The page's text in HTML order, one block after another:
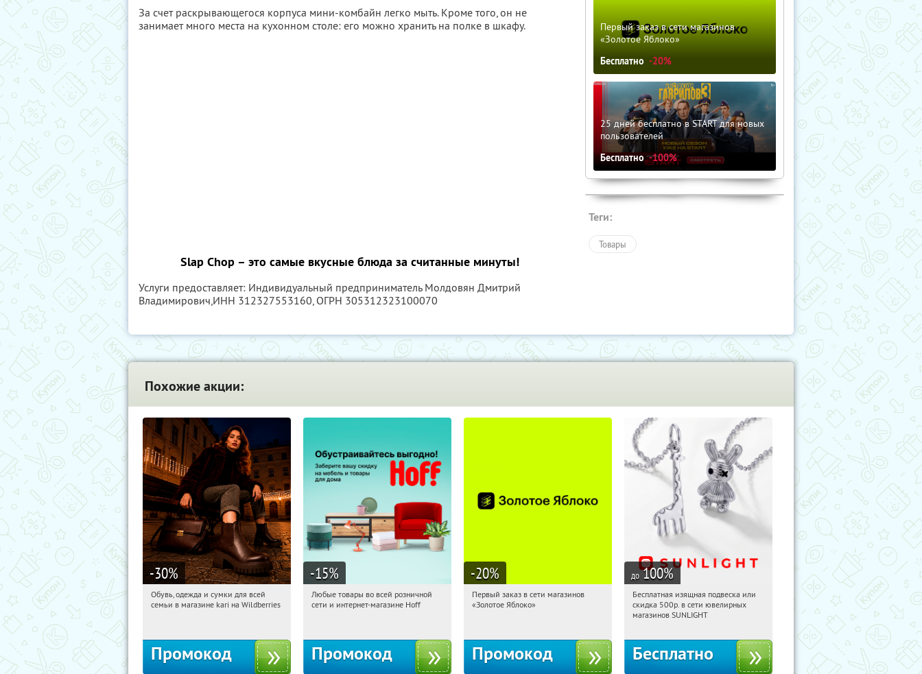
За счет раскрывающегося корпуса мини-комбайн легко мыть. Кроме того, он не
занимает много места на кухонном столе: его можно хранить на полке в шкафу.
Slap Chop – это самые вкусные блюда за считанные минуты!
Услуги предоставляет: Индивидуальный предприниматель Молдовян Дмитрий
Владимирович,ИНН 312327553160, ОГРН 305312323100070
Первый заказ в сети магазинов
«Золотое Яблоко»
Бесплатно -20%
25 дней бесплатно в START для новых
пользователей
Бесплатно -100%
Теги:
Товары
Похожие акции:
-30%
02:33:26 Получили:
Обувь, одежда и сумки для всей
семьи в магазине kari на Wildberries
Промокод
-15%
02:33:26 Получили:
Любые товары во всей розничной
сети и интернет-магазине Hoff
Промокод
-20%
02:33:26
Получи первым!
Первый заказ в сети магазинов
«Золотое Яблоко»
Промокод
до 100%
02:33:26 Получили:
Россия
Бесплатная изящная подвеска или
скидка 500р. в сети ювелирных
магазинов SUNLIGHT
Бесплатно